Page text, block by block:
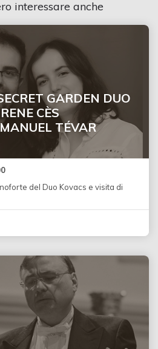
interessare anche
GARDEN DUO
CÈS
TÉVAR
del Duo Kovacs e visita di